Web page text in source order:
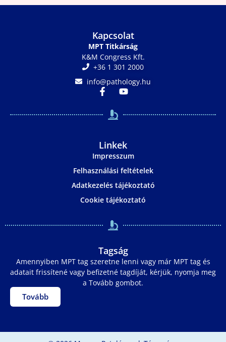
Kapcsolat
MPT Titkárság
K&M Congress Kft.
+36 1 301 2000
info@pathology.hu
Linkek
Impresszum
Felhasználási feltételek
Adatkezelés tájékoztató
Cookie tájékoztató
Tagság
Amennyiben MPT tag szeretne lenni vagy már MPT tag és
adatait frissítené vagy befizetné tagdíját, kérjük, nyomja meg
a Tovább gombot.
Tovább